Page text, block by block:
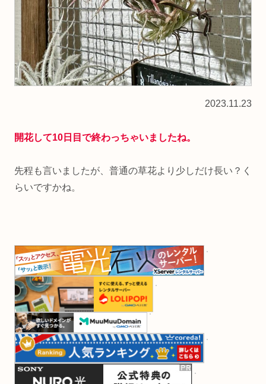
2023.11.23
開花して10日目で終わっちゃいましたね。
先程も言いましたが、普通の草花より少しだけ長い？く
らいですかね。